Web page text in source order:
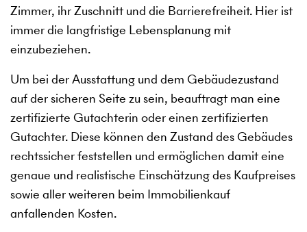
Zimmer, ihr Zuschnitt und die Barrierefreiheit. Hier ist
immer die langfristige Lebensplanung mit
einzubeziehen.
Um bei der Ausstattung und dem Gebäudezustand
auf der sicheren Seite zu sein, beauftragt man eine
zertifizierte Gutachterin oder einen zertifizierten
Gutachter. Diese können den Zustand des Gebäudes
rechtssicher feststellen und ermöglichen damit eine
genaue und realistische Einschätzung des Kaufpreises
sowie aller weiteren beim Immobilienkauf
anfallenden Kosten.